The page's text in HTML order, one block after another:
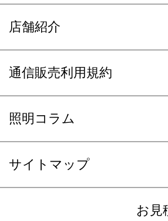
店舗紹介
通信販売利用規約
照明コラム
サイトマップ
お見